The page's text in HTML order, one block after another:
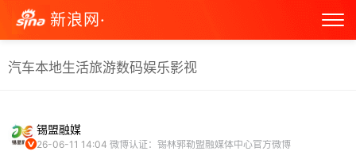
新浪网·
汽车本地生活旅游数码娱乐影视
锡盟融媒
26-06-11 14:04 微博认证：锡林郭勒盟融媒体中心官方微博